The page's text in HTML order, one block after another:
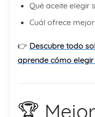
Qué aceite elegir
Cuál ofrece
👉 Descubre todo
aprende cómo
🏆